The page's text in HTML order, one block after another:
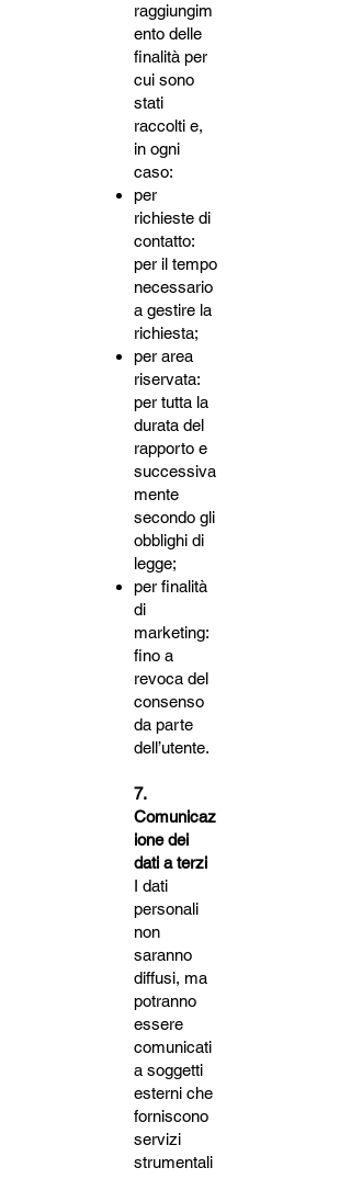
raggiungim
ento delle
finalità per
cui sono
stati
raccolti e,
in ogni
caso:
per
richieste di
contatto:
per il tempo
necessario
a gestire la
richiesta;
per area
riservata:
per tutta la
durata del
rapporto e
successiva
mente
secondo gli
obblighi di
legge;
per finalità
di
marketing:
fino a
revoca del
consenso
da parte
dell’utente.
7.
Comunicaz
ione dei
dati a terzi
I dati
personali
non
saranno
diffusi, ma
potranno
essere
comunicati
a soggetti
esterni che
forniscono
servizi
strumentali